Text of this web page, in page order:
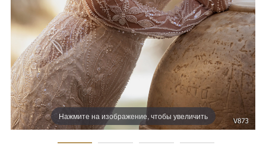
Нажмите на изображение, чтобы увеличить